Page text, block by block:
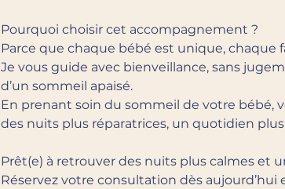
Pourquoi choisir cet accompagnement ?
Parce que chaque bébé est unique, chaque
Je vous guide avec bienveillance, sans
d’un sommeil apaisé.
En prenant soin du sommeil de votre bébé,
des nuits plus réparatrices, un quotidien
Prêt(e) à retrouver des nuits plus calmes et
Réservez votre consultation dès aujourd’hui